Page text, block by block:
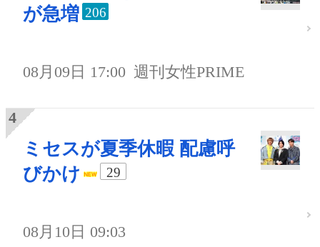
が急増 206
08月09日 17:00 週刊女性PRIME
ミセスが夏季休暇 配慮呼
びかけ
29
08月10日 09:03